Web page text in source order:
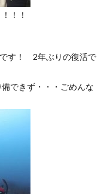
！！
す！ 2年ぶりの復活で
できず・・・ごめんな